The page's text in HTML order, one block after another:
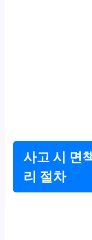
사고 시 면
리 절차